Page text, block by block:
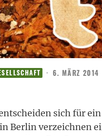
· 6. MÄRZ 2014
sich für
Berlin verzeichnen